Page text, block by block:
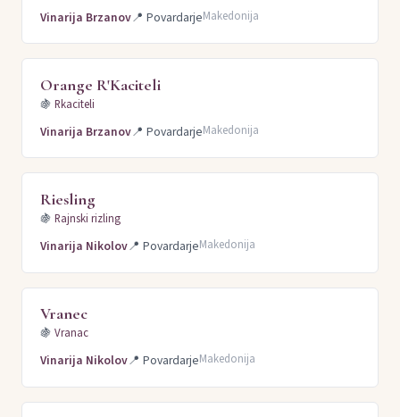
Vinarija Brzanov📍 PovardarjeMakedonija
Orange R'Kaciteli
🍇 Rkaciteli
Vinarija Brzanov📍 PovardarjeMakedonija
Riesling
🍇 Rajnski rizling
Vinarija Nikolov📍 PovardarjeMakedonija
Vranec
🍇 Vranac
Vinarija Nikolov📍 PovardarjeMakedonija